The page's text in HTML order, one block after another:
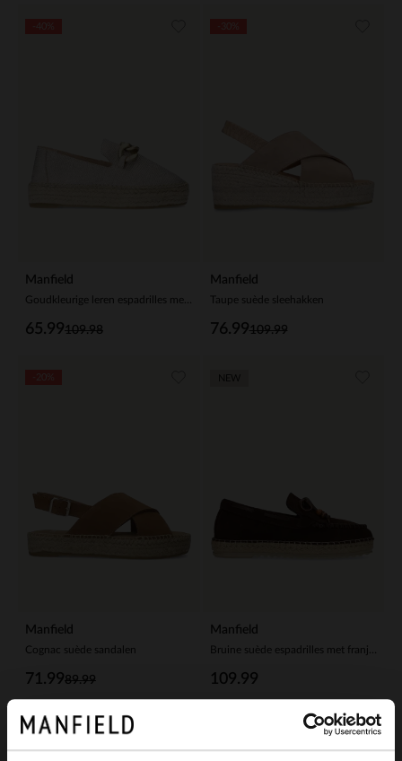
Manfield
109.98
65.99
Manfield
Taupe suède sleehakken
109.99
76.99
Manfield
Cognac suède sandalen
89.99
71.99
Manfield
109.99
-30%